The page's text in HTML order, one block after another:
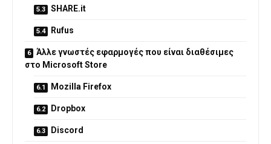
SHARE.it
Rufus
Άλλε γνωστές εφαρμογές που είναι διαθέσιμες
στο Microsoft Store
Mozilla Firefox
Dropbox
Discord